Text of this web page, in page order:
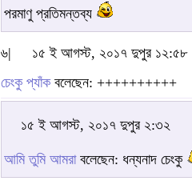
পরমাণু প্রতিমন্তব্য
৬|
১৫ ই আগস্ট, ২০১৭ দুপুর ১২:৫৮
চেংকু প্যাঁকবলেছেন: ++++++++++
১৫ ই আগস্ট, ২০১৭ দুপুর ২:৩২
আমি তুমি আমরাবলেছেন: ধন্যনাদ চেংকু